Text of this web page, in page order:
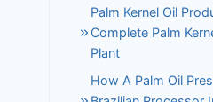
Palm Kernel Oil
Complete Palm
Plant
How A Palm Oil